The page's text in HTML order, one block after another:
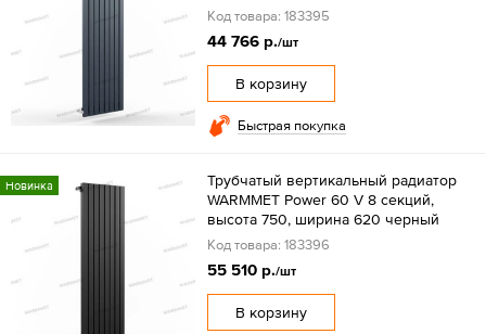
Код товара: 183395
44 766 р./шт
В корзину
Быстрая покупка
Новинка
Трубчатый вертикальный радиатор
WARMMET Power 60 V 8 секций,
высота 750, ширина 620 черный
Код товара: 183396
55 510 р./шт
В корзину